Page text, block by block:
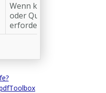
Wenn kein QuickFix
oder QuickCheck
erforderlich ist